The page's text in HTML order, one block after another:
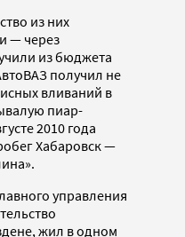
из них
— через
из бюджета
получил не
вливаний в
пиар-
2010 года
Хабаровск —
управления
жил в одном